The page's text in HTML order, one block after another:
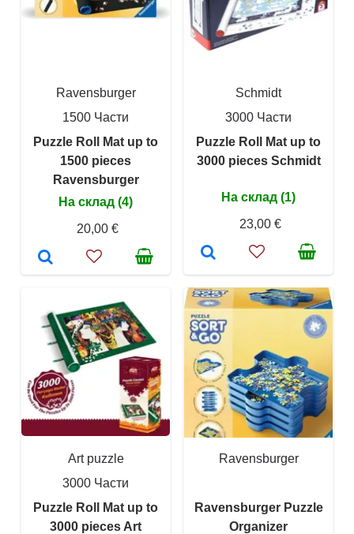
Ravensburger
1500 Части
Puzzle Roll Mat up to
1500 pieces
Ravensburger
На склад (4)
20,00 €
Schmidt
3000 Части
Puzzle Roll Mat up to
3000 pieces Schmidt
На склад (1)
23,00 €
Art puzzle
3000 Части
Puzzle Roll Mat up to
3000 pieces Art
Ravensburger
Ravensburger Puzzle
Organizer